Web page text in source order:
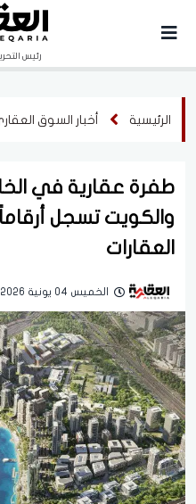
رئيس
الرئيسية أخبار السوق
والكويت تسجل
العقارات
الخميس 04 يونية 2026 | 07:22 مساءً